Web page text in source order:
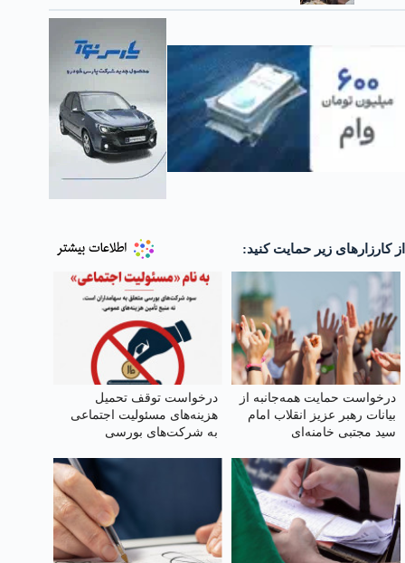
از کارزارهای زیر حمایت کنید:
درخواست حمایت همه‌جانبه از
بیانات رهبر عزیز انقلاب امام
سید مجتبی خامنه‌ای
درخواست توقف تحمیل
هزینه‌های مسئولیت اجتماعی
به شرکت‌های بورسی